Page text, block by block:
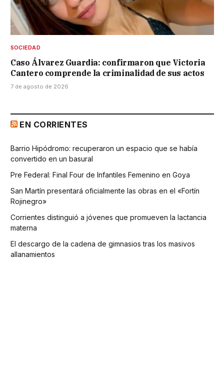
SOCIEDAD
Caso Álvarez Guardia: confirmaron que Victoria
Cantero comprende la criminalidad de sus actos
7 de agosto de 2026
EN CORRIENTES
Barrio Hipódromo: recuperaron un espacio que se había
convertido en un basural
Pre Federal: Final Four de Infantiles Femenino en Goya
San Martín presentará oficialmente las obras en el «Fortín
Rojinegro»
Corrientes distinguió a jóvenes que promueven la lactancia
materna
El descargo de la cadena de gimnasios tras los masivos
allanamientos